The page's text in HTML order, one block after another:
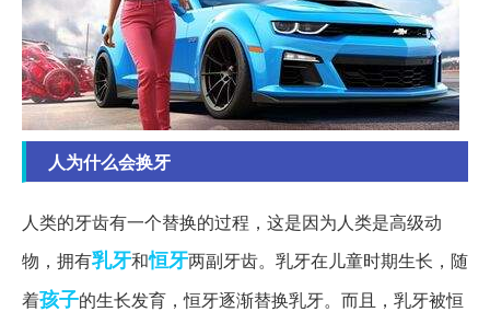
人为什么会换牙
人类的牙齿有一个替换的过程，这是因为人类是高级动
物，拥有乳牙和恒牙两副牙齿。乳牙在儿童时期生长，随
着孩子的生长发育，恒牙逐渐替换乳牙。而且，乳牙被恒